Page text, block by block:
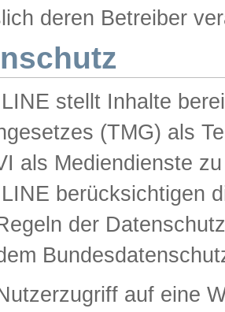
deren Betreiber
stellt Inhalte
(TMG) als
als Mediendienste
berücksichtigen
der
auf eine